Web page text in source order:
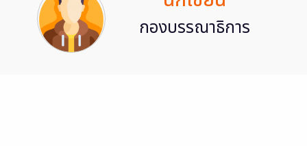
กองบรรณาธิการ